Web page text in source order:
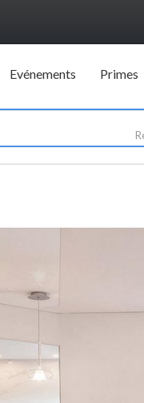
Evénements Primes